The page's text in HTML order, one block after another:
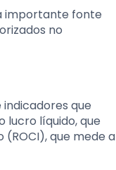
importante fonte
no
que
lucro líquido, que
que mede a